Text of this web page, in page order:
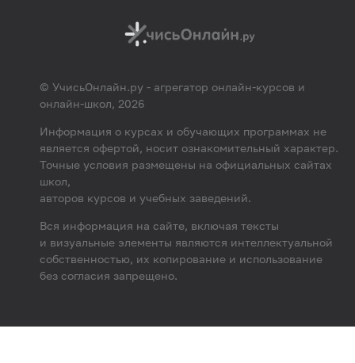
© УчисьОнлайн.ру - агрегатор онлайн-курсов и
онлайн-школ, 2026
Информация о курсах и обучающих программах не
является офертой, носит ознакомительный характер.
Точные условия размещены на официальных сайтах
школ,
авторов курсов и учебных заведений.
Вся информация на сайте, включая тексты
и визуальные элементы являются интеллектуальной
собственностью, их копирование и использование
без согласия запрещено.